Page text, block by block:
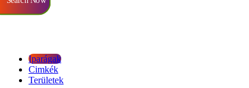
Iparágak
Cimkék
Területek